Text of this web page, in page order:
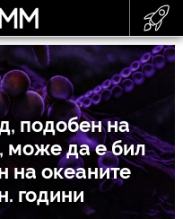
подобен на
може да е бил
на океаните
години